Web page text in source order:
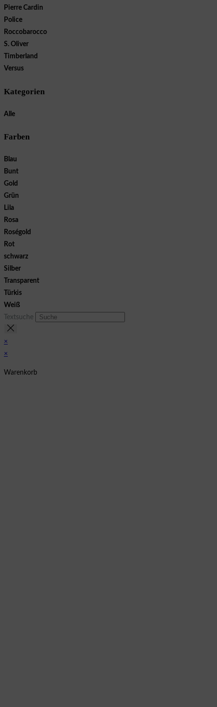
Pierre Cardin
Police
Roccobarocco
S. Oliver
Timberland
Versus
Kategorien
Alle
Farben
Blau
Bunt
Gold
Grün
Lila
Rosa
Roségold
Rot
schwarz
Silber
Transparent
Türkis
Weiß
Textsuche
×
×
Warenkorb